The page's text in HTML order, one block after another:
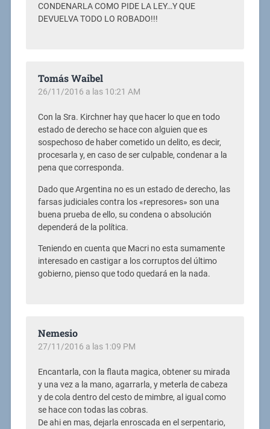
CONDENARLA COMO PIDE LA LEY…Y QUE
DEVUELVA TODO LO ROBADO!!!
Tomás Waibel
26/11/2016 a las 10:21 AM
Con la Sra. Kirchner hay que hacer lo que en todo
estado de derecho se hace con alguien que es
sospechoso de haber cometido un delito, es decir,
procesarla y, en caso de ser culpable, condenar a la
pena que corresponda.
Dado que Argentina no es un estado de derecho, las
farsas judiciales contra los «represores» son una
buena prueba de ello, su condena o absolución
dependerá de la política.
Teniendo en cuenta que Macri no esta sumamente
interesado en castigar a los corruptos del último
gobierno, pienso que todo quedará en la nada.
Nemesio
27/11/2016 a las 1:09 PM
Encantarla, con la flauta magica, obtener su mirada
y una vez a la mano, agarrarla, y meterla de cabeza
y de cola dentro del cesto de mimbre, al igual como
se hace con todas las cobras.
De ahi en mas, dejarla enroscada en el serpentario,